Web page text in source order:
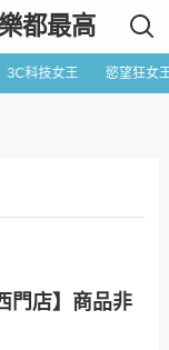
都最高
3C科技女王 慾望狂女
門店】商品非